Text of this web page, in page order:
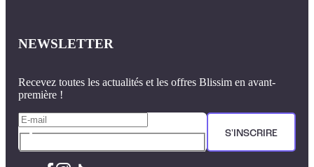
NEWSLETTER
Recevez toutes les actualités et les offres Blissim en avant-
première !
S'INSCRIRE